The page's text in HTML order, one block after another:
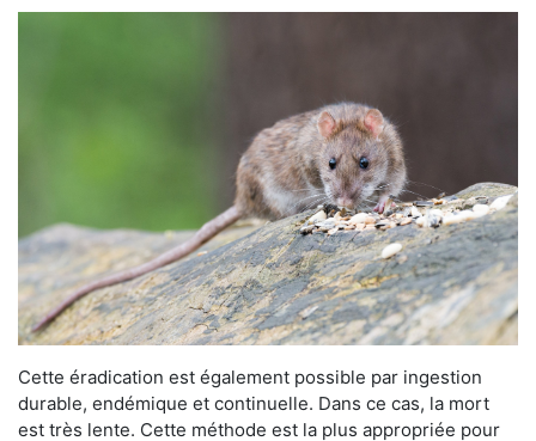
Cette éradication est également possible par ingestion
durable, endémique et continuelle. Dans ce cas, la mort
est très lente. Cette méthode est la plus appropriée pour